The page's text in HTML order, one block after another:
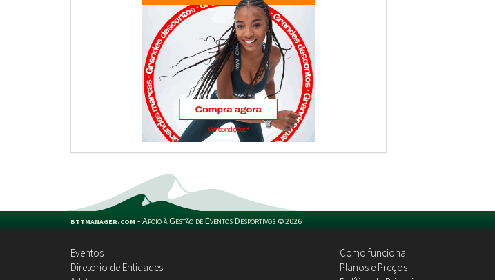
bttmanager.com -Apoio à Gestão de Eventos Desportivos ©2026
Eventos
Diretório de Entidades
Como funciona
Planos e Preços